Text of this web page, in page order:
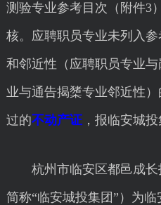
测验专业参考目次（附件3
核。应聘职员专业未列入
和邻近性（应聘职员专业
业与通告揭橥专业邻近性
过的不动产证，报临安城投
杭州市临安区都邑成长
简称“临安城投集团”）为